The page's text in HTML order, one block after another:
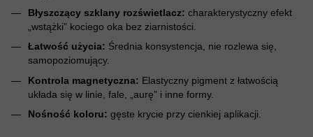
Błyszczący szklany rozświetlacz: charakterystyczny efekt
„wstążki” kociego oka bez ziarnistości.
Łatwość użycia: Średnia konsystencja, nie rozlewa się,
samopoziomujący.
Kontrola magnetyczna: Elastyczny pigment z łatwością
układa się w linie, fale, „aurę” i inne formy.
Nośność koloru: gęste krycie przy cienkiej aplikacji.